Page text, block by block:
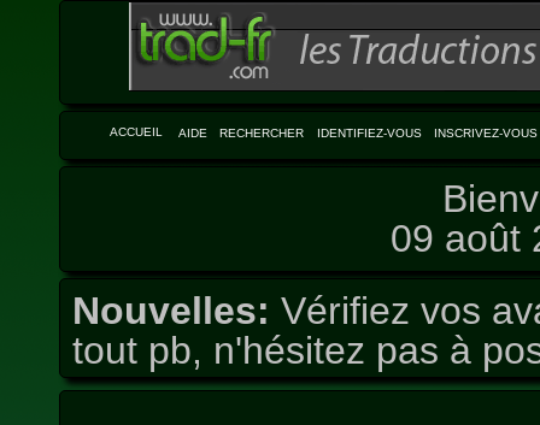
ACCUEIL AIDE RECHERCHER IDENTIFIEZ-VOUS INSCRIVEZ-VOUS
09 août
Nouvelles: Vérifiez vos
tout pb, n'hésitez pas à